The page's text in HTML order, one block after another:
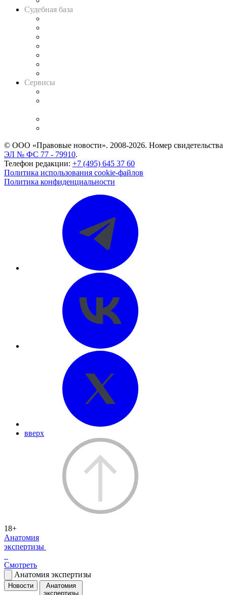
Судебная база
Сервисы
© ООО «Правовые новости». 2008-2026. Номер свидетельства
ЭЛ № ФС 77 - 79910.
Телефон редакции: +7 (495) 645 37 60
Политика использования cookie-файлов
Политика конфиденциальности
вверх
18+
Анатомия
экспертизы
Смотреть
Анатомия экспертизы
Новости
Анатомия
экспертизы